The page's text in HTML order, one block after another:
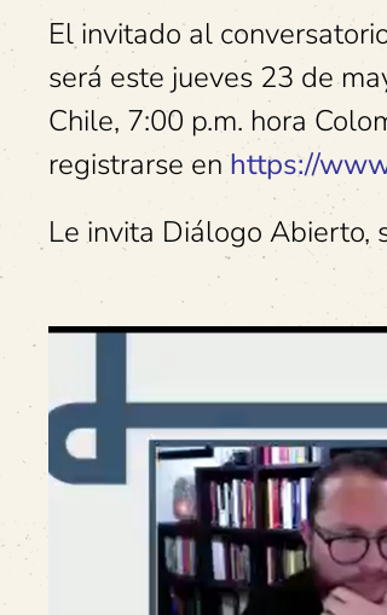
El invitado al
será este jueves 23 de
Chile, 7:00 p.m. hora
registrarse enhttps://
Le invita Diálogo Abierto,